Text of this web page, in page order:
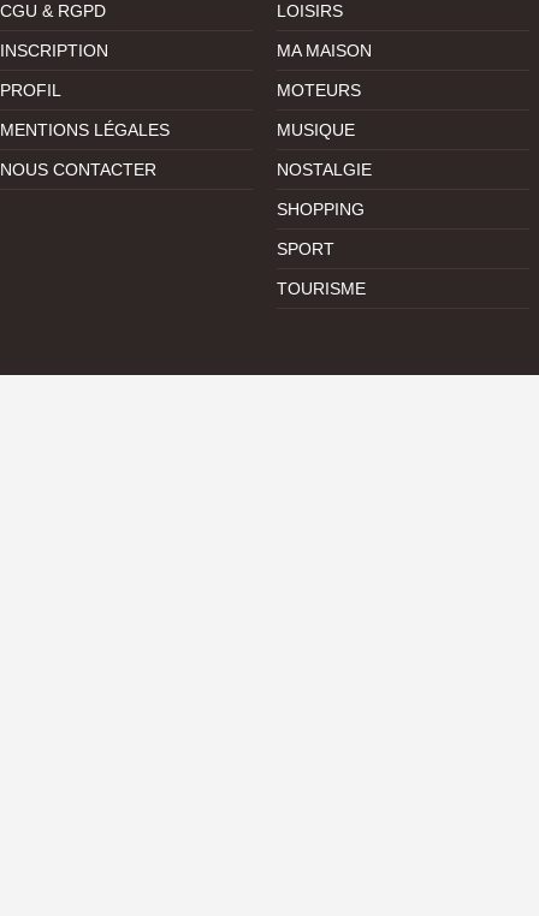
CGU & RGPD
INSCRIPTION
PROFIL
MENTIONS LÉGALES
NOUS CONTACTER
LOISIRS
MA MAISON
MOTEURS
MUSIQUE
NOSTALGIE
SHOPPING
SPORT
TOURISME